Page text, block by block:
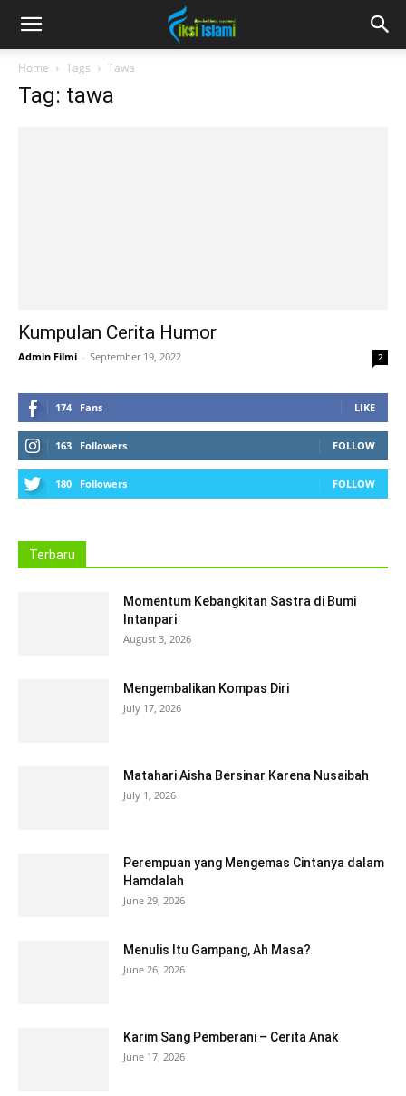
fiksiislami.com
Home Tags Tawa
Tag: tawa
Kumpulan Cerita Humor
Admin Filmi - September 19, 2022 2
174 Fans LIKE
163 Followers FOLLOW
180 Followers FOLLOW
Terbaru
Momentum Kebangkitan Sastra di Bumi
Intanpari
August 3, 2026
Mengembalikan Kompas Diri
July 17, 2026
Matahari Aisha Bersinar Karena Nusaibah
July 1, 2026
Perempuan yang Mengemas Cintanya dalam
Hamdalah
June 29, 2026
Menulis Itu Gampang, Ah Masa?
June 26, 2026
Karim Sang Pemberani – Cerita Anak
June 17, 2026